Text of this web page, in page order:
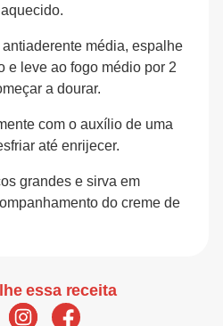
média, espalhe
e leve ao fogo médio por 2
a dourar.
com o auxílio de uma
até enrijecer.
grandes e sirva em
do creme de
essa receita